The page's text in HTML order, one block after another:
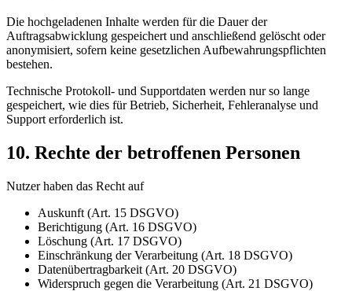
Die hochgeladenen Inhalte werden für die Dauer der
Auftragsabwicklung gespeichert und anschließend gelöscht oder
anonymisiert, sofern keine gesetzlichen Aufbewahrungspflichten
bestehen.
Technische Protokoll- und Supportdaten werden nur so lange
gespeichert, wie dies für Betrieb, Sicherheit, Fehleranalyse und
Support erforderlich ist.
10. Rechte der betroffenen Personen
Nutzer haben das Recht auf
Auskunft (Art. 15 DSGVO)
Berichtigung (Art. 16 DSGVO)
Löschung (Art. 17 DSGVO)
Einschränkung der Verarbeitung (Art. 18 DSGVO)
Datenübertragbarkeit (Art. 20 DSGVO)
Widerspruch gegen die Verarbeitung (Art. 21 DSGVO)